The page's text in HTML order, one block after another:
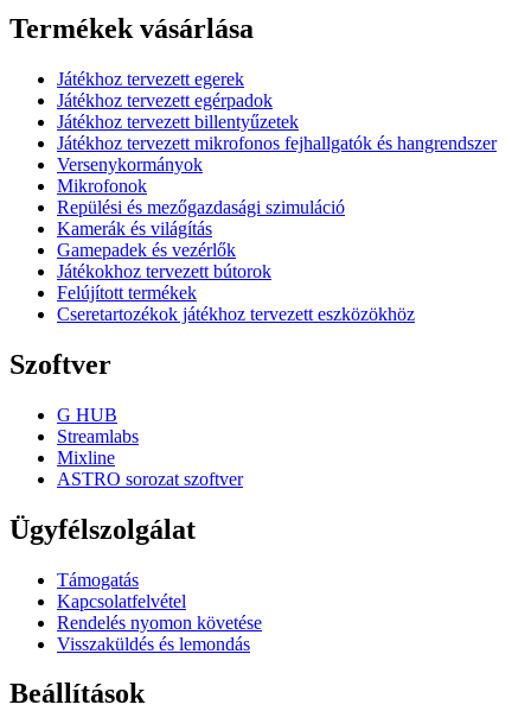
Termékek vásárlása
Játékhoz tervezett egerek
Játékhoz tervezett egérpadok
Játékhoz tervezett billentyűzetek
Játékhoz tervezett mikrofonos fejhallgatók és hangrendszer
Versenykormányok
Mikrofonok
Repülési és mezőgazdasági szimuláció
Kamerák és világítás
Gamepadek és vezérlők
Játékokhoz tervezett bútorok
Felújított termékek
Cseretartozékok játékhoz tervezett eszközökhöz
Szoftver
G HUB
Streamlabs
Mixline
ASTRO sorozat szoftver
Ügyfélszolgálat
Támogatás
Kapcsolatfelvétel
Rendelés nyomon követése
Visszaküldés és lemondás
Beállítások